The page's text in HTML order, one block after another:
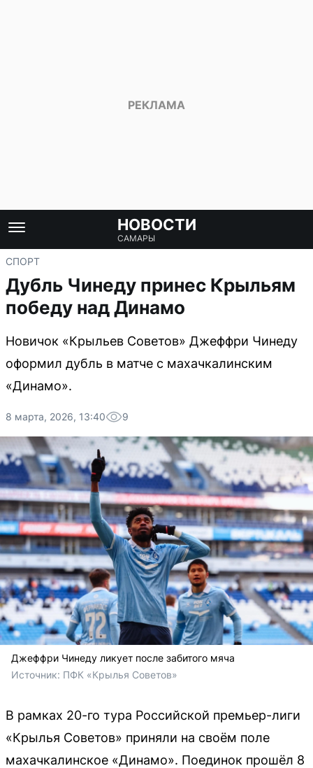
НОВОСТИ
САМАРЫ
СПОРТ
Дубль Чинеду принес Крыльям
победу над Динамо
Новичок «Крыльев Советов» Джеффри Чинеду
оформил дубль в матче с махачкалинским
«Динамо».
8 марта, 2026, 13:40 9
Джеффри Чинеду ликует после забитого мяча
Источник: ПФК «Крылья Советов»
В рамках 20-го тура Российской премьер-лиги
«Крылья Советов» приняли на своём поле
махачкалинское «Динамо». Поединок прошёл 8